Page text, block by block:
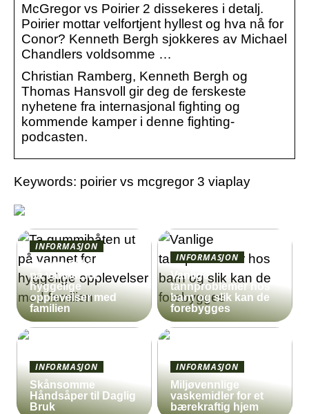
McGregor vs Poirier 2 dissekeres i detalj.
Poirier mottar velfortjent hyllest og hva nå for
Conor? Kenneth Bergh sjokkeres av Michael
Chandlers voldsomme …
Christian Ramberg, Kenneth Bergh og
Thomas Hansvoll gir deg de ferskeste
nyhetene fra internasjonal fighting og
kommende kamper i denne fighting-
podcasten.
Keywords: poirier vs mcgregor 3 viaplay
INFORMASJON
Ta gummibåten ut
på vannet for
hyggelige
opplevelser med
familien
INFORMASJON
Vanlige
tannproblemer hos
barn og slik kan de
forebygges
INFORMASJON
Skånsomme
Håndsåper til Daglig
Bruk
INFORMASJON
Miljøvennlige
vaskemidler for et
bærekraftig hjem